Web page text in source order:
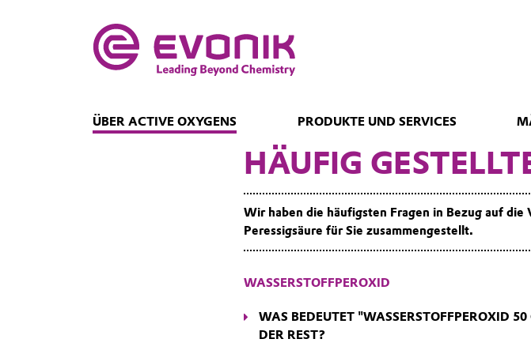
ÜBER ACTIVE OXYGENS PRODUKTE UND SERVICES
HÄUFIG
Wir haben die häufigsten Fragen in Bezug auf
Peressigsäure für Sie zusammengestellt.
WASSERSTOFFPEROXID
WAS BEDEUTET "WASSERSTOFFPEROXID
DER REST?